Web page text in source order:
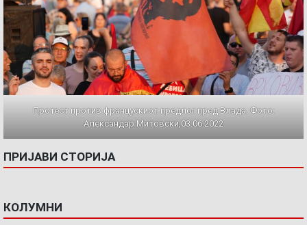
Протест против францускиот предлог пред Влада. Фото:
Александар Митовски,03.06.2022
ПРИЈАВИ СТОРИЈА
КОЛУМНИ